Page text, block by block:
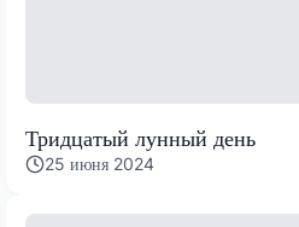
Тридцатый лунный день
25 июня 2024